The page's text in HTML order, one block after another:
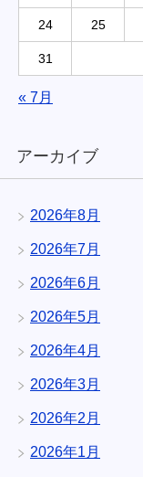
24 25
31
« 7月
アーカイブ
2026年8月
2026年7月
2026年6月
2026年5月
2026年4月
2026年3月
2026年2月
2026年1月